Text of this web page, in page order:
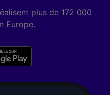
plus de 172 000
Europe.